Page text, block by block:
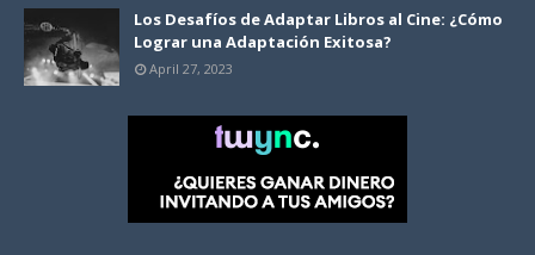
Los Desafíos de Adaptar Libros al Cine: ¿Cómo
Lograr una Adaptación Exitosa?
April 27, 2023